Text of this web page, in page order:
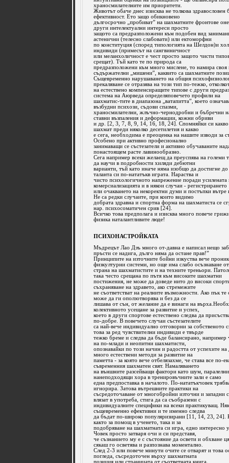
храносмилателните им приоритети.
Животът обаче днес изисква не толкова здравословен
ефективност. Ето защо обикновено
дългосрочно „пробиват” на шахматните фронтове
други интелектуални интереси просто
защото са предразположени към подобен вид
астенични (телесно слабовати) или ектоморфни
по конституция (според типологията на Шелдон)и
индивиди (примесът на сангвиничност
или меланхоличност е чест просто защото чисти
срещат). Тъй като те по природа са
предразположени към много мислене, то намира своя
съдържателни „мишени”, каквито са шахматните
Същевременно нарушаването на общия
прекаляване се отразява на този тип по-тежко,
на естествено компенсиращите типове с други
система на Аюрведа определяповечето профили на
шахматис-тите в диапазона „ватапитта”, което
възбудни психози, съдови спазми,
храносмилателни, жлъчно-чернодробни и бъбречни
ставни възпаления и деформации, кожни обриви
и др. [2, 3, 7, 8, 9, 14, 16, 18, 24]. Спомняйки си какво
шахмат преди няколко десетилетия и какво
е сега, необходима е преоценка на нашите изводи за
Особено при активно професионално
занимаващи се състезатели и активно обучаваните
понастоящем расте лавинообразно.
Сега например всеки желаещ да преуспява на големи
да научи в подробности хиляди дебютни
варианти, тъй като иначе няма изобщо да достигне
таланта си по-нататъкв играта. Нараства и
чисто психологичното напрежение поради усилената
комерсиализацията и в някои случаи - регистрирането
или очакването на некоректни думи и постъпки
Не са редки случаите, при които видимо
добрата здравна и спортна форма на шахматиста се
нар. психосоматичен срив [24].
Всичко това предполага и изисква много повече
физика наталантливите люде!
ПСИХОНАСТРОЙКАТА
Мъдрецът Лао Дзъ много от-давна е написал нещо
пръсти се надига, дълго няма да остане прав!”
Принципите на източните бойни изкуства вече
физкултурни системи, но още има слабо осъзнаване от
страна на шахматистите и на техните треньори.
така чeсто срещана по пътя към високите шахматни
постижения, не може да доведе нито до високи
съхраняване на здравето, ако стремежите
не съответстват на реалните възможности. Ако пък те
може да ги оползотворява и без да се
лишава от сън, от желание да е винаги на
колективното усещане за развитие и успех,
което в други спортове естествено следва да
по-добре. В повечето случаи състезателите
са най-вече индивидуално отговорни за собственото
това за ред чувствителни индивиди е твърде
тежко бреме и следва да бъде балансирано, например
на по-млади и неопитни шахматисти,
опознавайки по този начин и радостта от успехите
много естествени методи за развитие на
паметта - за която вече отбелязахме, че става все по-
съвременния шахматен свят. Намаляването
на външните разсейващи фактори като шум,
нанеподходящи хора в тренировъчните зали е само
една предпоставка в началото. По-нататъкчовек
игнорира. Затова вътрешните практики на
съсредоточаване от многобройни източни и западни
влязат в употреба, стига да са съобразени с
индивидуалните специфики на всеки практикуващ.
същевременно ефективни и те именно следва
да бъдат по-широко популяризирани [11, 14, 23, 24].
както за помощ в ученето, така и за
подобряване на шахматната си игра, едно интересно
Човек просто затваря очи и си представя,
че съзнанието му е с състояние да освети и обхване
сякаш го осветява и разпознава моментално.
След 2-3 или повече минути очите се отварят и това
погледа, съсредоточен върху шахматната
позиция или страницата от съответната книга.